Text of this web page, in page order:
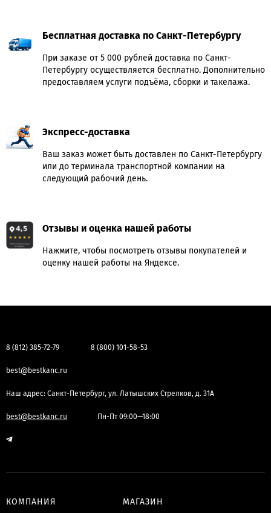
Бесплатная доставка по Санкт-Петербургу
При заказе от 5 000 рублей доставка по Санкт-
Петербургу осуществляется бесплатно. Дополнительно
предоставляем услуги подъёма, сборки и такелажа.
Экспресс-доставка
Ваш заказ может быть доставлен по Санкт-Петербургу
или до терминала транспортной компании на
следующий рабочий день.
Отзывы и оценка нашей работы
Нажмите, чтобы посмотреть отзывы покупателей и
оценку нашей работы на Яндексе.
8 (812) 385-72-79 8 (800) 101-58-53
best@bestkanc.ru
Наш адрес: Санкт-Петербург, ул. Латышских Стрелков, д. 31А
best@bestkanc.ru Пн-Пт 09:00—18:00
КОМПАНИЯ МАГАЗИН